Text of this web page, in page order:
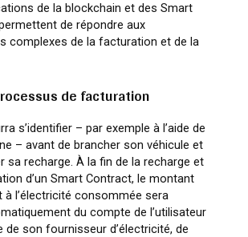
de la blockchain et des Smart
de répondre aux
complexes de la facturation et de la
de facturation
s’identifier – par exemple à l’aide de
– avant de brancher son véhicule et
sa recharge. À la fin de la recharge et
d’un Smart Contract, le montant
à l’électricité consommée sera
du compte de l’utilisateur
de son fournisseur d’électricité, de